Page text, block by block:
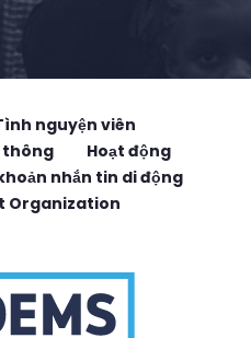
nguyện viên
thông
Hoạt động
nhắn tin di động
Organization